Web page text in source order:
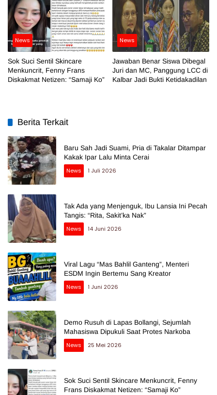
News
Sok Suci Sentil Skincare
Menkuncrit, Fenny Frans
Diskakmat Netizen: “Samaji Ko”
News
Jawaban Benar Siswa Dibegal
Juri dan MC, Panggung LCC di
Kalbar Jadi Bukti Ketidakadilan
Berita Terkait
Baru Sah Jadi Suami, Pria di Takalar Ditampar
Kakak Ipar Lalu Minta Cerai
News
1 Juli 2026
Tak Ada yang Menjenguk, Ibu Lansia Ini Pecah
Tangis: “Rita, Sakit’ka Nak”
News
14 Juni 2026
Viral Lagu “Mas Bahlil Ganteng”, Menteri
ESDM Ingin Bertemu Sang Kreator
News
1 Juni 2026
Demo Rusuh di Lapas Bollangi, Sejumlah
Mahasiswa Dipukuli Saat Protes Narkoba
News
25 Mei 2026
Sok Suci Sentil Skincare Menkuncrit, Fenny
Frans Diskakmat Netizen: “Samaji Ko”